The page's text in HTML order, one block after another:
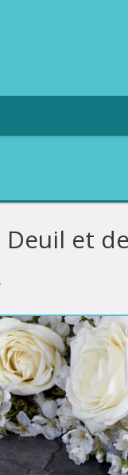
et de